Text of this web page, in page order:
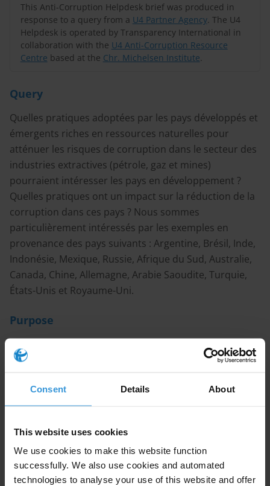
Consent Details About
This website uses cookies
We use cookies to make this website function
successfully. We also use cookies and automated
technologies to analyse your use of this website and offer
This Anti-Corruption Helpdesk brief was produced in
response to a query from a U4 Partner Agency. The U4
Helpdesk is operated by Transparency International in
collaboration with the U4 Anti-Corruption Resource
Centre based at the Chr. Michelsen Institute.
Query
Quelles pratiques adoptées par les pays développés et
émergents riches en ressources naturelles pour
atténuer les risques de corruption dans le secteur des
industries extractives (pétrole, gaz et mines)
pourraient intéresser les pays en développement ?
Quelles pratiques ont un impact sur la réduction de la
corruption dans ces pays ? Nous sommes
particulièrement intéressés par les exemples en
provenance des pays suivants : Argentine, Brésil, Inde,
Indonésie, Mexique, Russie, Afrique du Sud, Australie,
Canada, Chine, Allemagne, Arabie Saoudite, Turquie,
États-Unis et Royaume-Uni.
Purpose
Nous souhaitons préparer notre approche à ce sujet.
Attribution des contrats et des licences
Suivi des opérations